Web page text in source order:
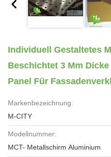
Individuell Gestaltetes
Beschichtet 3 Mm
Panel Für
Markenbezeichnung:
M-CITY
Modellnummer:
MCT- Metallschirm Aluminium